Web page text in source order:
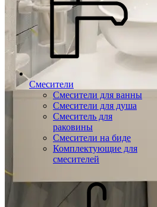
Смесители
Смесители для ванны
Смесители для душа
Смеситель для
раковины
Смесители на биде
Комплектующие для
смесителей